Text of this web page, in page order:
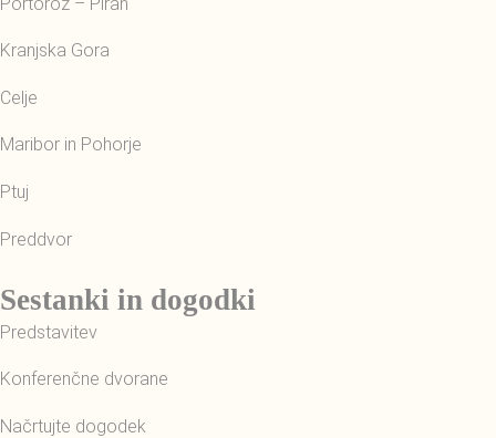
Kranjska Gora
Celje
Maribor in Pohorje
Ptuj
Preddvor
Sestanki in dogodki
Predstavitev
Konferenčne dvorane
Načrtujte dogodek